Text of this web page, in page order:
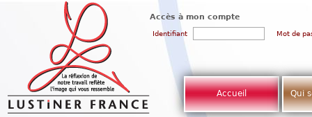
Accès à mon compte
Identifiant Mot de
Accueil Qui